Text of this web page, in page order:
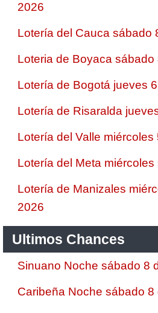
2026
Lotería del Cauca sábado
Loteria de Boyaca
Lotería de Bogotá jueves
Lotería de Risaralda
Lotería del Valle
Lotería del Meta
Lotería de Manizales
2026
Ultimos Chances
Sinuano Noche sábado 8
Caribeña Noche sábado